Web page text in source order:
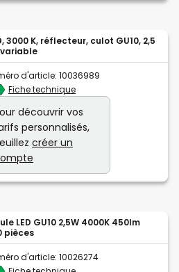
3000 K, réflecteur, culot GU10, 2,5
d'article: 10036989
Fiche technique
découvrir vos
personnalisés,
créer un
LED GU10 2,5W 4000K 450lm
pièces
d'article: 10026274